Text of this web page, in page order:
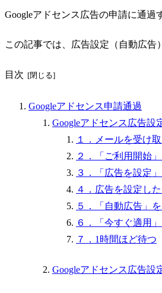
Googleアドセンス広告の申請に通過
この記事では、広告設定（自動広告
目次
Googleアドセンス申請通過
Googleアドセンス広告設
１．メールを受け
２．「ご利用開始
３．「広告を設定
４．広告を設定し
５．「自動広告」
６．「今すぐ適用
７．1時間ほど待つ
Googleアドセンス広告設